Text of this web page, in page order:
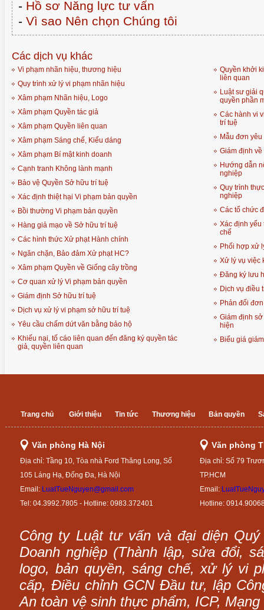
- Hồ sơ Năng lực tư vấn
- Vì sao Nên chọn Chúng tôi
Các dịch vụ khác
Vi phạm nhãn hiệu, thương hiệu
Quy trình xử lý vi phạm nhãn hiệu
Xâm phạm Nhãn hiệu, Logo
Xâm phạm Quyền tác giả
Xâm phạm Quyền liên quan
Xâm phạm Sáng chế, Kiểu dáng
Xâm phạm Bí mật kinh doanh
Cạnh tranh Không lành mạnh
Bảo vệ Quyền Sở hữu trí tuệ
Xác định thiệt hại Vi phạm bản quyền
Bồi thường Vi phạm bản quyền
Hàng giả mạo về Sở hữu trí tuệ
Các hình thức Xử phạt Hành chính
Ngăn chặn, Bảo đảm Xử phạt HC?
Xâm phạm Quyền về Giống cây trồng
Cơ quan xử lý Vi phạm bản quyền
Giám định Sở hữu trí tuệ
Dịch vụ xử lý vi phạm sở hữu trí tuệ
Yêu cầu chấm dứt văn bằng bảo hộ
Khiếu nại, tố cáo liên quan đến đăng ký quyền tác
giả, quyền liên quan
Quyền khởi
liên quan
Luật sư giải
quyền phần
Các hành vi
trí tuệ
Mẫu đơn
Giám định
Hướng dẫn
nghiệp
Quy trình
nghiệp
Các tổ chức
Xác định yếu
chế
Phối hợp xử
Xử lý vụ việc
Đăng ký lưu
Dịch vụ điều
Phản đối
Giám định
hiện
Biểu giá
Trang chủ Giới thiệu Tin tức Thương hiệu Bản quyền
Văn phòng Hà Nội
Địa chỉ: Tầng 10, Tòa nhà Ford Thăng Long, Số
105 Láng Hạ, Đống Đa, Hà Nội
Email: LuatTueNguyen@gmail.com
Tel: 04.3992.7805 - Hotline: 0983.372401
Văn phòng
Địa chỉ: Số 79
TP.HCM
Email:
Hotline:
Công ty Luật tư vấn và đại diện
Doanh nghiệp (Thành lập, sửa đổi,
logo, bản quyền, sáng chế, xử lý vi
cấp, Điều chỉnh GCN Đầu tư, lập
An toàn vệ sinh thực phẩm, ICP,